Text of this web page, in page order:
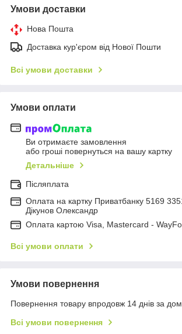
Умови доставки
Нова Пошта
Доставка кур'єром від Нової Пошти
Всі умови доставки
Умови оплати
Ви отримаєте замовлення
або гроші повернуться на вашу картку
Детальніше
Післяплата
Оплата на картку Приватбанку 5169
Дікунов Олександр
Оплата картою Visa, Mastercard -
Всі умови оплати
Умови повернення
Повернення товару впродовж 14 днів за
Всі умови повернення